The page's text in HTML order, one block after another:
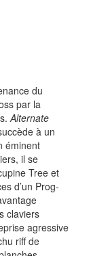
du
par la
Alternate
à un
éminent
il se
Tree et
d’un Prog-
claviers
agressive
riff de